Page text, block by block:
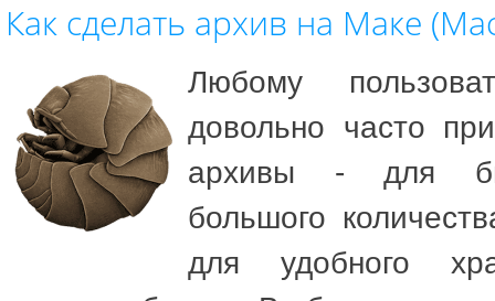
Как сделать архив на Маке
Любому
довольно часто
архивы - для
большого
для удобного